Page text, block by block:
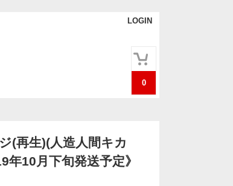
LOGIN
0
(再生)(人造人間キカ
年10月下旬発送予定》